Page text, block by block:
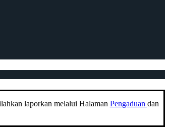
laporkan melalui Halaman Pengaduan dan